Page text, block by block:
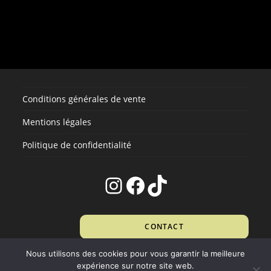
la
produit
Conditions générales de vente
Mentions légales
Politique de confidentialité
Instagram
FacebookTikTok
CONTACT
Nous utilisons des cookies pour vous garantir la meilleure
expérience sur notre site web.